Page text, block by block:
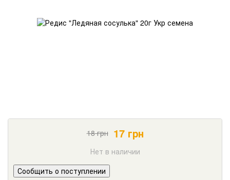
18грн 17грн
Нет в наличии
Сообщить о поступлении